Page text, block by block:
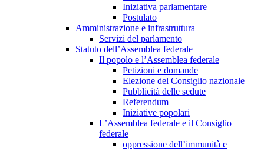
Iniziativa parlamentare
Postulato
Amministrazione e infrastruttura
Servizi del parlamento
Statuto dell’Assemblea federale
Il popolo e l’Assemblea federale
Petizioni e domande
Elezione del Consiglio nazionale
Pubblicità delle sedute
Referendum
Iniziative popolari
L’Assemblea federale e il Consiglio
federale
oppressione dell’immunità e